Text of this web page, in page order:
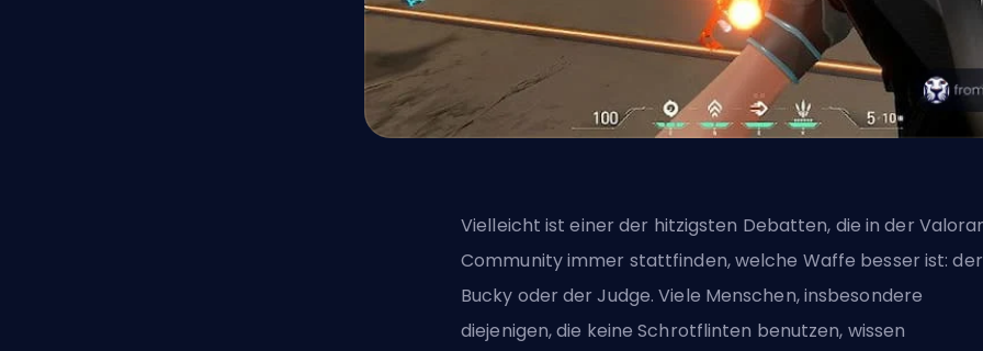
Vielleicht ist einer der hitzigsten Debatten, die in der
Community immer stattfinden, welche Waffe besser ist: der
Bucky oder der Judge. Viele Menschen, insbesondere
diejenigen, die keine Schrotflinten benutzen, wissen